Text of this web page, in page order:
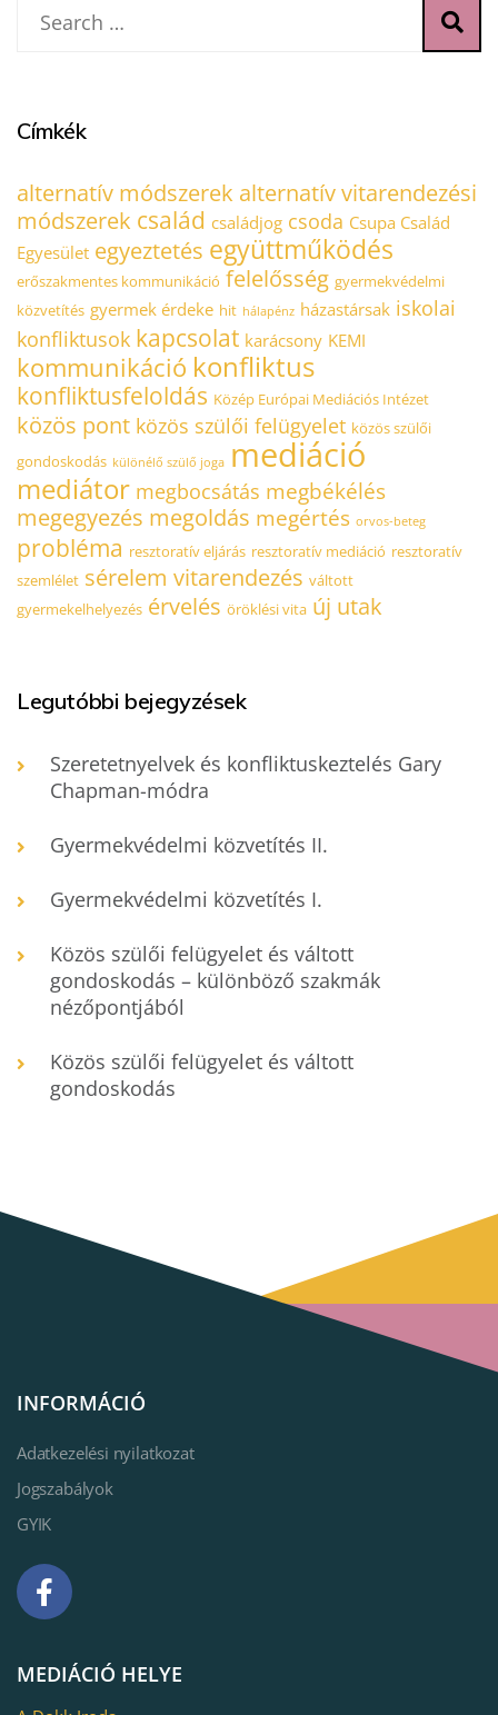
Címkék
alternatív módszerek alternatív vitarendezési
módszerek család családjog csoda Csupa Család
Egyesület egyeztetés együttműködés
erőszakmentes kommunikáció felelősség gyermekvédelmi
közvetítés gyermek érdeke hit hálapénz házastársak iskolai
konfliktusok kapcsolat karácsony KEMI
kommunikáció konfliktus
konfliktusfeloldás Közép Európai Mediációs Intézet
közös pont közös szülői felügyelet közös szülői
gondoskodás különélő szülő joga mediáció
mediátor megbocsátás megbékélés
megegyezés megoldás megértés orvos-beteg
probléma resztoratív eljárás resztoratív mediáció resztoratív
szemlélet sérelem vitarendezés váltott
gyermekelhelyezés érvelés öröklési vita új utak
Legutóbbi bejegyzések
Szeretetnyelvek és konfliktuskeztelés Gary
Chapman-módra
Gyermekvédelmi közvetítés II.
Gyermekvédelmi közvetítés I.
Közös szülői felügyelet és váltott
gondoskodás – különböző szakmák
nézőpontjából
Közös szülői felügyelet és váltott
gondoskodás
MEDIÁCIÓ HELYE
INFORMÁCIÓ
Adatkezelési nyilatkozat
Jogszabályok
GYIK